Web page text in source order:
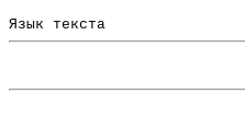
Язык текста